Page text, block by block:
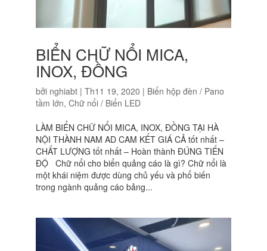
BIỂN CHỮ NỔI MICA,
INOX, ĐỒNG
bởi nghiabt| Th11 19, 2020 | Biển hộp đèn / Pano
tầm lớn, Chữ nổi / Biển LED
LÀM BIỂN CHỮ NỔI MICA, INOX, ĐỒNG TẠI HÀ
NỘI THÀNH NAM AD CAM KẾT GIÁ CẢ tốt nhất –
CHẤT LƯỢNG tốt nhất – Hoàn thành ĐÚNG TIẾN
ĐỘ Chữ nổi cho biển quảng cáo là gì? Chữ nổi là
một khái niệm được dùng chủ yếu và phổ biến
trong ngành quảng cáo bảng...